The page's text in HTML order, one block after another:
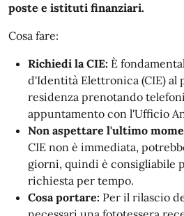
poste e istituti finanziari.
Cosa fare:
Richiedi la CIE: È
d'Identità Elettronica (CIE) al
residenza prenotando
appuntamento con l'Ufficio
Non aspettare l'ultimo
CIE non è immediata,
giorni, quindi è consigliabile
richiesta per tempo.
Cosa portare: Per il rilascio